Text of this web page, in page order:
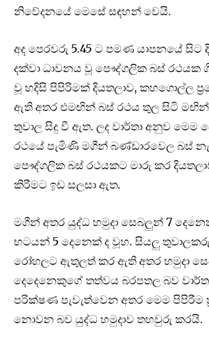
නිවේදනයේ මෙසේ සඳහන් වෙයි.
අද පෙරවරු 5.45 ට පමණ යාපනයේ සිට
දක්වා ධාවනය වූ පෞද්ගලික බස්
වූ හදිසි පිපිරිමක් දියතලාව, කහගොල්ල
ඇති අතර එමඟින් බස් රථය තුල සිටි මඟින්
තුවාල සිදු වී ඇත. ලද වාර්තා අනුව මෙම
රථයේ පැමිණි මගීන් බණ්ඩාරවෙල බස්
පෞද්ගලික බස් රථයකට මාරු කර
කිරීමට ඉඩ සලසා ඇත.
මගීන් අතර යුද්ධ හමුදා සෙබලුන් 7
භටයන් 5 දෙනෙක් ද වූහ. සියලු
රෝහලට ඇතුලත් කර ඇති අතර හමුදා
දෙදෙනෙකුගේ තත්වය බරපතල බව
පරික්ෂණ පැවැත්වෙන අතර මෙම පිපිරීම
නොවන බව යුද්ධ හමුදාව තහවුරු කරයි.